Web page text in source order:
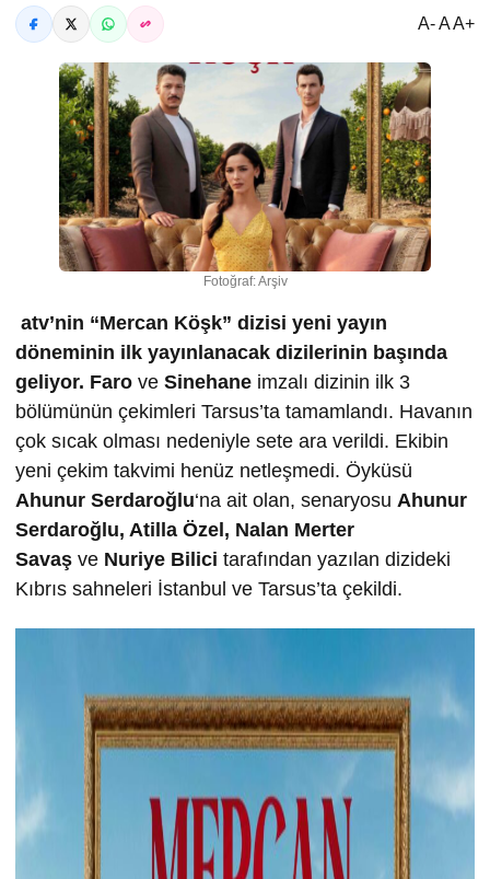
A- A A+
Fotoğraf: Arşiv
atv’nin “Mercan Köşk” dizisi yeni yayın
döneminin ilk yayınlanacak dizilerinin başında
geliyor. Faro ve Sinehane imzalı dizinin ilk 3
bölümünün çekimleri Tarsus’ta tamamlandı. Havanın
çok sıcak olması nedeniyle sete ara verildi. Ekibin
yeni çekim takvimi henüz netleşmedi. Öyküsü
Ahunur Serdaroğ lu‘na ait olan, senaryosu Ahunur
Serdaroğ lu, Atilla Özel, Nalan Merter
Savaş ve Nuriye Bilici tarafından yazılan dizideki
Kıbrıs sahneleri İstanbul ve Tarsus’ta çekildi.